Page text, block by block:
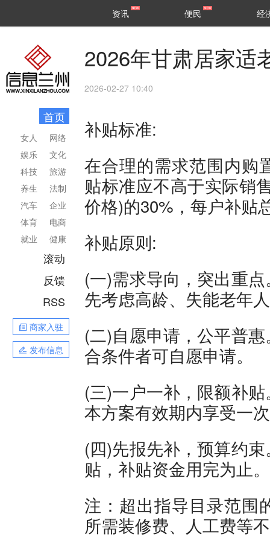
区县
资讯 便民 经
首页
网络
文化
旅游
法制
企业
电商
健康
女人
娱乐
科技
养生
汽车
体育
就业
滚动
反馈
RSS
商家入驻
发布信息
2026年甘肃居家适
2026-02-27 10:40
补贴标准:
在合理的需求范围内购
贴标准应不高于实际销
价格)的30%，每户补贴
补贴原则:
(一)需求导向，突出重
先考虑高龄、失能老年
(二)自愿申请，公平普
合条件者可自愿申请。
(三)一户一补，限额补
本方案有效期内享受一
(四)先报先补，预算约
贴，补贴资金用完为止。
注：超出指导目录范围
所需装修费、人工费等